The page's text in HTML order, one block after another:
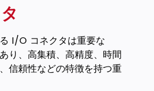
I/O コネクタは重要な
り、高集積、高精度、時間
信頼性などの特徴を持つ重